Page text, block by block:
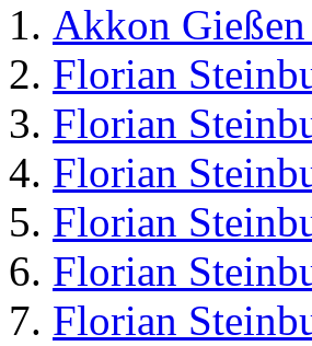
Akkon
Florian
Florian
Florian
Florian
Florian
Florian